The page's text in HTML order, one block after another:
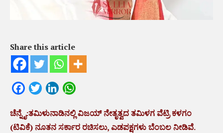
Share this article
FacebookTwitterLinkedIn
ಚೆನ್ನೈ:ತಮಿಳುನಾಡಿನಲ್ಲಿ ವಿಜಯ್ ನೇತೃತ್ವದ ತಮಿಳಗ ವೆಟ್ರಿ ಕಳಗಂ
(ಟಿವಿಕೆ) ನೂತನ ಸರ್ಕಾರ ರಚಿಸಲು, ಎಡಪಕ್ಷಗಳು ಬೆಂಬಲ ನೀಡಿವೆ.